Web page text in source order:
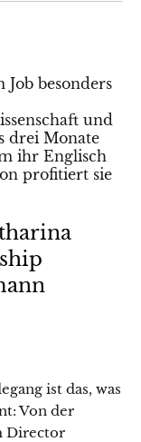
ist das, was
Von der
Director